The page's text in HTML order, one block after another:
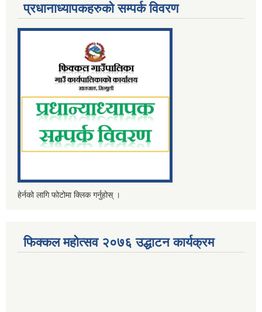
प्रधानाध्यापकहरुको सम्पर्क विवरण
हेर्नको लागि फोटोमा क्लिक गर्नुहोस् ।
फिक्कल महोत्सव २०७६ उद्धाटन कार्यक्रम